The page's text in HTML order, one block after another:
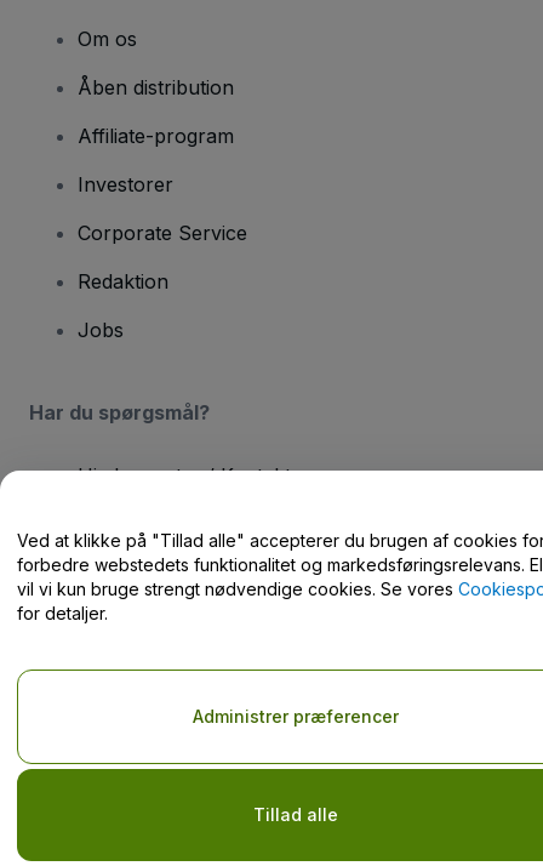
Om os
Åben distribution
Affiliate-program
Investorer
Corporate Service
Redaktion
Jobs
Har du spørgsmål?
Hjælpecenter / Kontakt os
Copyright © viagogo GmbH 2026
Del ikke mine personlige oplysninger/dine privatlivsvalg.
Ved at klikke på "Tillad alle" accepterer du brugen af cookies
forbedre webstedets funktionalitet og markedsføringsrelevans.
vil vi kun bruge strengt nødvendige cookies. Se vores
for detaljer.
Tillad alle
Administrer præferencer